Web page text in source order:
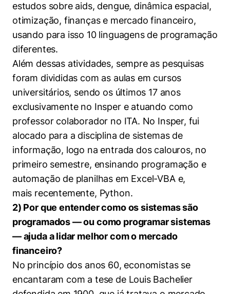
estudos sobre aids, dengue, dinâmica espacial,
otimização, finanças e mercado financeiro,
usando para isso 10 linguagens de programação
diferentes.
Além dessas atividades, sempre as pesquisas
foram divididas com as aulas em cursos
universitários, sendo os últimos 17 anos
exclusivamente no Insper e atuando como
professor colaborador no ITA. No Insper, fui
alocado para a disciplina de sistemas de
informação, logo na entrada dos calouros, no
primeiro semestre, ensinando programação e
automação de planilhas em Excel-VBA e,
mais recentemente, Python.
2) Por que entender como os sistemas são
programados — ou como programar sistemas
— ajuda a lidar melhor com o mercado
financeiro?
No princípio dos anos 60, economistas se
encantaram com a tese de Louis Bachelier